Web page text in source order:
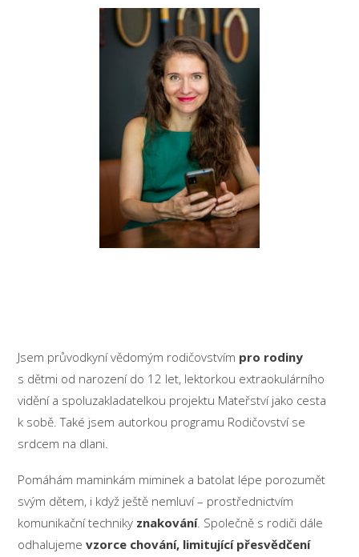
Jsem průvodkyní vědomým rodičovstvím pro rodiny
s dětmi od narození do 12 let, lektorkou extraokulárního
vidění a spoluzakladatelkou projektu Mateřství jako cesta
k sobě. Také jsem autorkou programu Rodičovství se
srdcem na dlani.
Pomáhám maminkám miminek a batolat lépe porozumět
svým dětem, i když ještě nemluví – prostřednictvím
komunikační techniky znakování. Společně s rodiči dále
odhalujemevzorce chování, limitující přesvědčení